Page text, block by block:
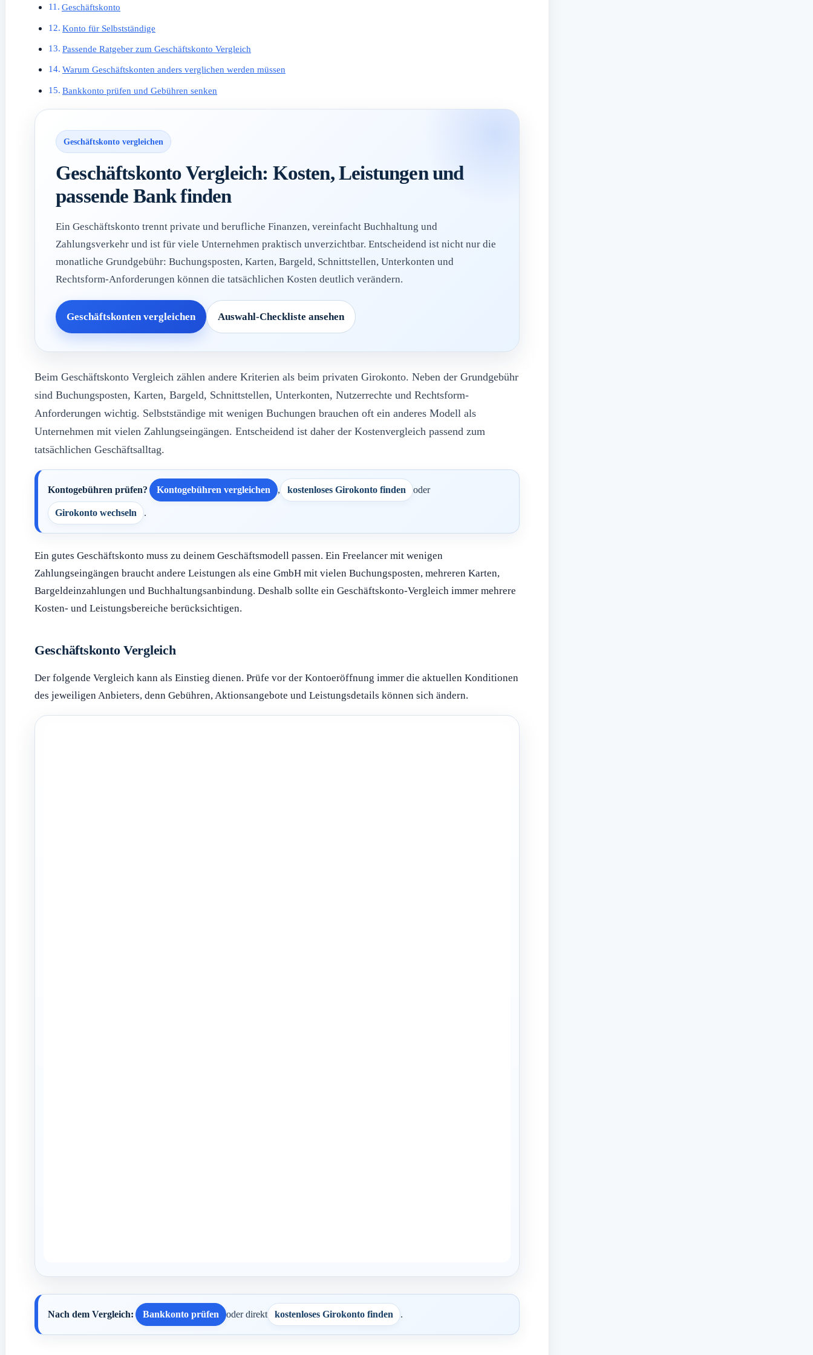
Geschäftskonto
Konto für Selbstständige
Passende Ratgeber zum Geschäftskonto Vergleich
Warum Geschäftskonten anders verglichen werden müssen
Bankkonto prüfen und Gebühren senken
Geschäftskonto vergleichen
Geschäftskonto Vergleich: Kosten, Leistungen und
passende Bank finden
Ein Geschäftskonto trennt private und berufliche Finanzen, vereinfacht Buchhaltung und
Zahlungsverkehr und ist für viele Unternehmen praktisch unverzichtbar. Entscheidend ist nicht nur die
monatliche Grundgebühr: Buchungsposten, Karten, Bargeld, Schnittstellen, Unterkonten und
Rechtsform-Anforderungen können die tatsächlichen Kosten deutlich verändern.
Geschäftskonten vergleichen Auswahl-Checkliste ansehen
Beim Geschäftskonto Vergleich zählen andere Kriterien als beim privaten Girokonto. Neben der Grundgebühr
sind Buchungsposten, Karten, Bargeld, Schnittstellen, Unterkonten, Nutzerrechte und Rechtsform-
Anforderungen wichtig. Selbstständige mit wenigen Buchungen brauchen oft ein anderes Modell als
Unternehmen mit vielen Zahlungseingängen. Entscheidend ist daher der Kostenvergleich passend zum
tatsächlichen Geschäftsalltag.
Kontogebühren prüfen? Kontogebühren vergleichen , kostenloses Girokonto finden oder
Girokonto wechseln .
Ein gutes Geschäftskonto muss zu deinem Geschäftsmodell passen. Ein Freelancer mit wenigen
Zahlungseingängen braucht andere Leistungen als eine GmbH mit vielen Buchungsposten, mehreren Karten,
Bargeldeinzahlungen und Buchhaltungsanbindung. Deshalb sollte ein Geschäftskonto-Vergleich immer mehrere
Kosten- und Leistungsbereiche berücksichtigen.
Geschäftskonto Vergleich
Der folgende Vergleich kann als Einstieg dienen. Prüfe vor der Kontoeröffnung immer die aktuellen Konditionen
des jeweiligen Anbieters, denn Gebühren, Aktionsangebote und Leistungsdetails können sich ändern.
Nach dem Vergleich: Bankkonto prüfen oder direkt kostenloses Girokonto finden .